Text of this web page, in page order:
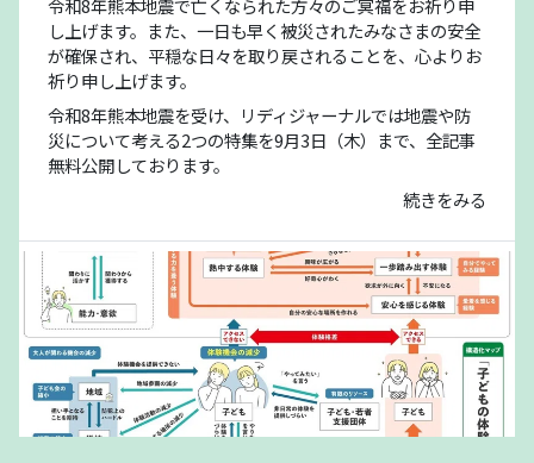
令和8年熊本地震で亡くなられた方々のご冥福をお祈り申
し上げます。また、一日も早く被災されたみなさまの安全
が確保され、平穏な日々を取り戻されることを、心よりお
祈り申し上げます。
令和8年熊本地震を受け、リディジャーナルでは地震や防
災について考える2つの特集を9月3日（木）まで、全記事
無料公開しております。
続きをみる